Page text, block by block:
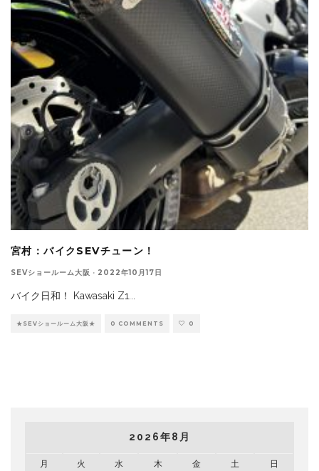
宮村：バイクSEVチューン！
SEVショールーム大阪 · 2022年10月17日
バイク日和！ Kawasaki Z1
★SEVショールーム大阪★ 0 COMMENTS 0
2026年8月
月 火 水 木 金 土 日